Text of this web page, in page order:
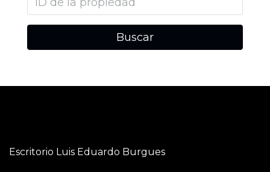
Buscar
Escritorio Luis Eduardo Burgues